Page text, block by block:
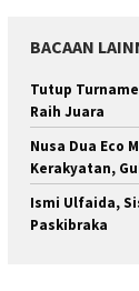
BACAAN
Tutup
Raih Juara
Nusa Dua Eco
Kerakyatan,
Ismi Ulfaida,
Paskibraka